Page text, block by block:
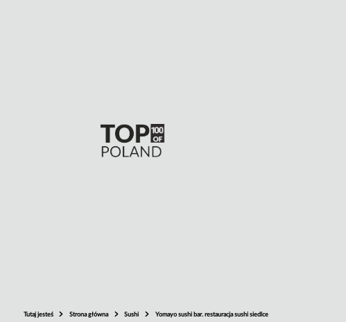
Tutaj jesteś Strona główna Sushi Yomayo sushi bar. restauracja sushi siedlce